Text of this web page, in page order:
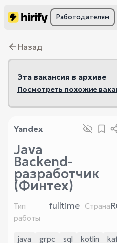
Работодателям
Назад
Эта вакансия в архиве
Посмотреть похожие
Yandex
Java
Backend-
разработчик
(Финтех)
Тип
работы
fulltime Страна
java grpc sql kotlin